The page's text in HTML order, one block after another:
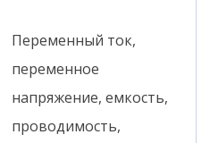
Переменный ток,
переменное
напряжение, емкость,
проводимость,